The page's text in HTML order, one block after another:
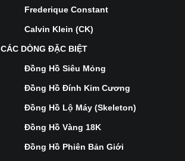
Frederique Constant
Calvin Klein (CK)
CÁC DÒNG ĐẶC BIỆT
Đồng Hồ Siêu Mỏng
Đồng Hồ Đính Kim Cương
Đồng Hồ Lộ Máy (Skeleton)
Đồng Hồ Vàng 18K
Đồng Hồ Phiên Bản Giới